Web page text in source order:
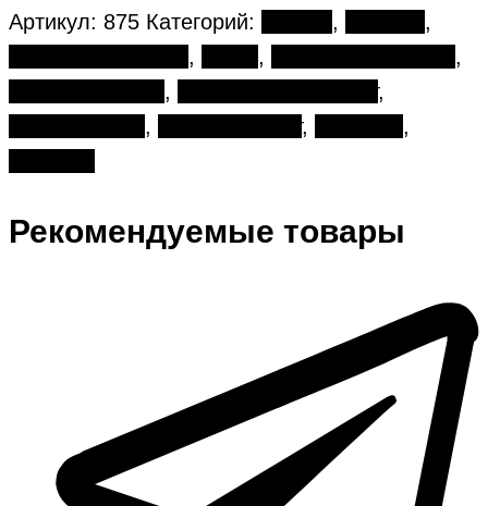
Артикул: 875 Категорий: ,
,
, ,
,
,
,
, ,
,
Рекомендуемые товары